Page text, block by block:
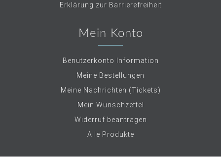
Erklärung zur Barrierefreiheit
Mein Konto
Benutzerkonto Information
Meine Bestellungen
Meine Nachrichten (Tickets)
Mein Wunschzettel
Widerruf beantragen
Alle Produkte